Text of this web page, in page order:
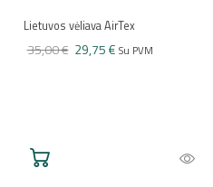
Lietuvos vėliava AirTex
35,00 € 29,75 € Su PVM